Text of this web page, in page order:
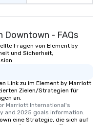
Downtown - FAQs
Fragen von Element by
und Sicherheit,
Link zu im Element by Marriott
Zielen/Strategien für
an.
Marriott International's
and 2025 goals information.
eine Strategie, die sich auf